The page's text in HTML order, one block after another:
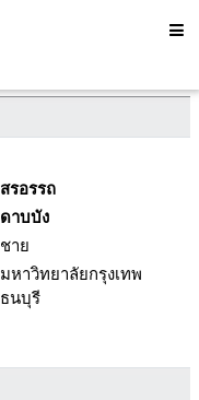
สรอรรถ
ดาบบัง
ชาย
มหาวิทยาลัยกรุงเทพ
ธนบุรี